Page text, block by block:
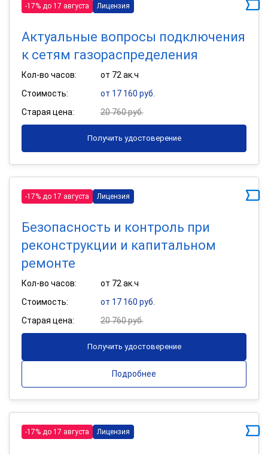
-17% до 17 августа Лицензия
Актуальные вопросы подключения
к сетям газораспределения
Кол-во часов:
от 72 ак.ч
Стоимость:
от 17 160 руб.
Старая цена:
20 760 руб.
Получить удостоверение
-17% до 17 августа Лицензия
Безопасность и контроль при
реконструкции и капитальном
ремонте
Кол-во часов:
от 72 ак.ч
Стоимость:
от 17 160 руб.
Старая цена:
20 760 руб.
Получить удостоверение
Подробнее
-17% до 17 августа Лицензия